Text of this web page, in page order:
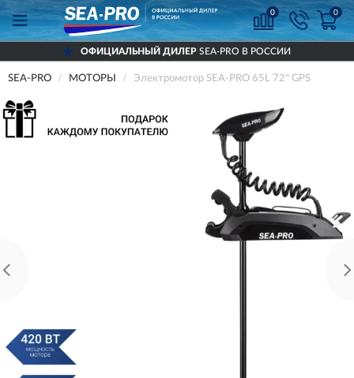
0 0
ОФИЦИАЛЬНЫЙ ДИЛЕРSEA-PRO В РОССИИ
SEA-PRO МОТОРЫ Электромотор SEA-PRO 65L 72" GPS